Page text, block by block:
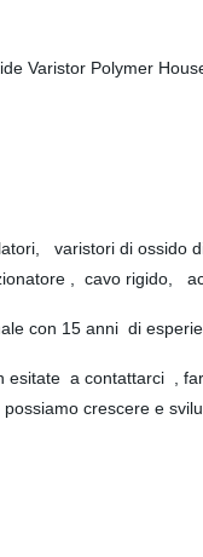
varistori di ossido
, cavo rigido,
con 15 anni di
esitate a contattarci ,
crescere e